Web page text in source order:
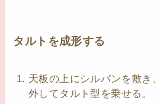
タルトを成形する
天板の上にシルパンを敷き
外してタルト型を乗せる。